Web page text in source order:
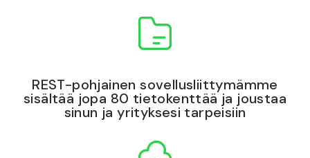
REST-pohjainen sovellusliittymämme
sisältää jopa 80 tietokenttää ja joustaa
sinun ja yrityksesi tarpeisiin